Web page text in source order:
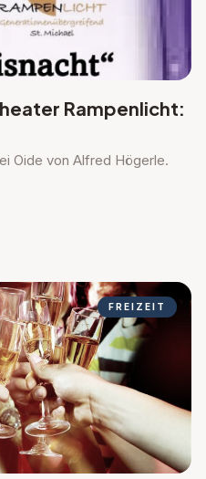
Rampenlicht:
Oide von Alfred Högerle.
FREIZEIT